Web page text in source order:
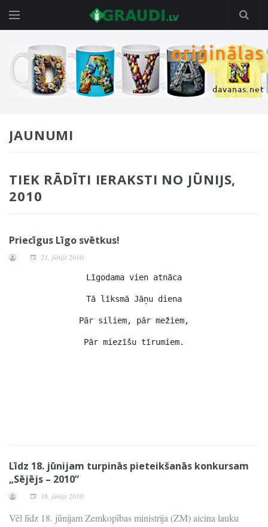
JAUNUMI
TIEK RĀDĪTI IERAKSTI NO JŪNIJS,
2010
Priecīgus Līgo svētkus!
21. jūnijs 2010.
Līgodama vien atnāca
Tā līksmā Jāņu diena
Pār siliem, pār mežiem,
Pār miezīšu tīrumiem.
Līdz 18. jūnijam turpinās pieteikšanās konkursam
„Sējējs – 2010”
16. jūnijs 2010.
Vēl līdz 18. jūnijam Zemkopības ministrija (ZM) aicina lauku